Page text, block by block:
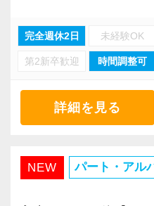
ルアップを目指したい
ています！
やる気とスキルに応じ
資本金1億円超規模の
上場会社、上場準備
上がる仕事をお任せし
完全週休2日 未経験OK
第2新卒歓迎 時間調整可
詳細を見る
NEW パート・アル